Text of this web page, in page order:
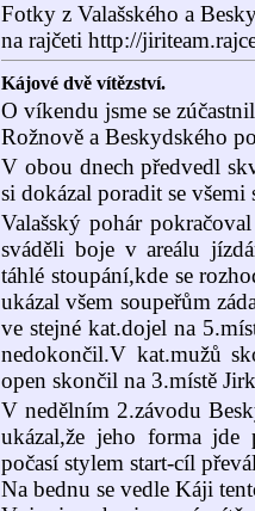
Fotky z Valašského a
na rajčeti http://
Kájové dvě vítězství.
O víkendu jsme se
Rožnově a Beskydského
V obou dnech předvedl
si dokázal poradit se
Valašský pohár
sváděli boje v areálu
táhlé stoupání,kde se
ukázal všem soupeřům
ve stejné kat.dojel na
nedokončil.V kat.mužů
open skončil na 3.místě
V nedělním 2.závodu
ukázal,že jeho forma
počasí stylem start-cíl
Na bednu se vedle Káji